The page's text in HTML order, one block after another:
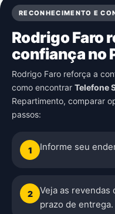
RECONHECIMENTO E
Rodrigo Faro
confiança no
Rodrigo Faro reforça a
como encontrar Telefone
Repartimento, comparar
passos:
1 Informe seu
2
Veja as revendas
prazo de entrega.